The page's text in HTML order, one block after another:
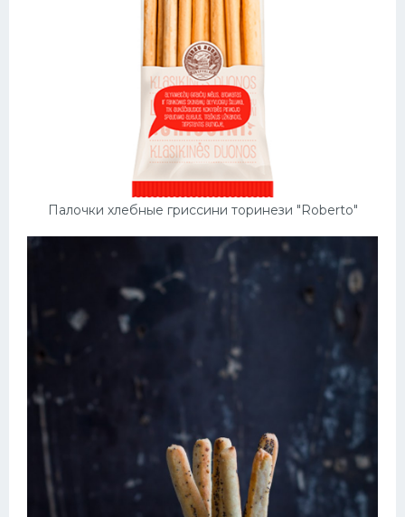
Палочки хлебные гриссини торинези "Roberto"